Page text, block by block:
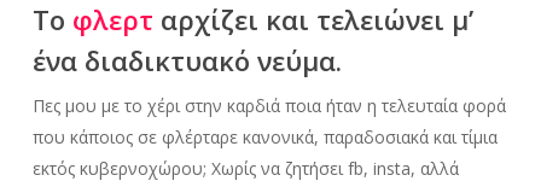
Το φλερτ αρχίζει και τελειώνει μ’
ένα διαδικτυακό νεύμα.
Πες μου με το χέρι στην καρδιά ποια ήταν η τελευταία φορά
που κάποιος σε φλέρταρε κανονικά, παραδοσιακά και τίμια
εκτός κυβερνοχώρου; Χωρίς να ζητήσει fb, insta, αλλά